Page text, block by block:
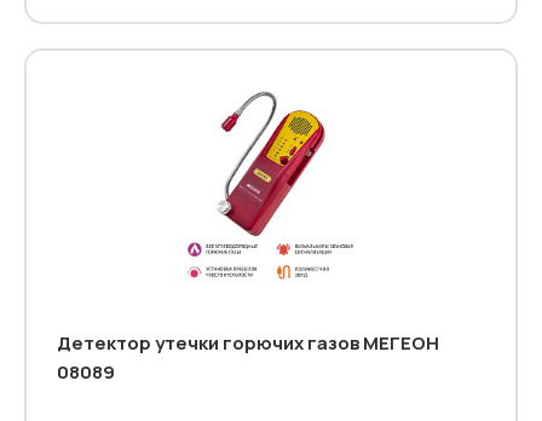
Детектор утечки горючих газов МЕГЕОН
08089